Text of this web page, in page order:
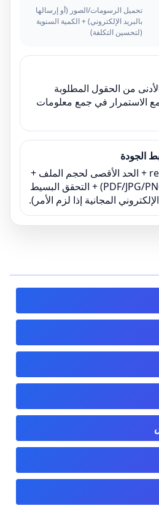
تحميل الرسومات/الصور (أو إرسالها
بالبريد الإلكتروني) + الكمية السنوية
(لتحسين التكلفة)
من الحقول المطلوبة
مع الاستمرار في جمع معلومات
الجودة
الاستخدام: reCAPTCHA + الحد الأقصى لحجم الملف +
الأنواع المسموح بها (PDF/JPG/PNG) + التحقق البسيط
المجانية إذا لزم الأمر).